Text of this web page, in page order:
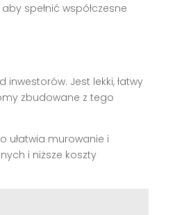
spełnić współczesne
Jest lekki, łatwy
zbudowane z tego
ułatwia murowanie i
i niższe koszty